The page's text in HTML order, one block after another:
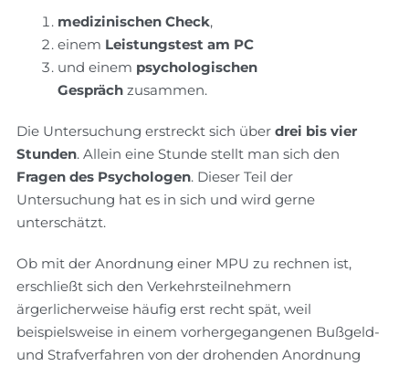
medizinischen Check,
einem Leistungstest am PC
und einem psychologischen
Gespräch zusammen.
Die Untersuchung erstreckt sich überdrei bis vier
Stunden. Allein eine Stunde stellt man sich den
Fragen des Psychologen. Dieser Teil der
Untersuchung hat es in sich und wird gerne
unterschätzt.
Ob mit der Anordnung einer MPU zu rechnen ist,
erschließt sich den Verkehrsteilnehmern
ärgerlicherweise häufig erst recht spät, weil
beispielsweise in einem vorhergegangenen Bußgeld-
und Strafverfahren von der drohenden Anordnung